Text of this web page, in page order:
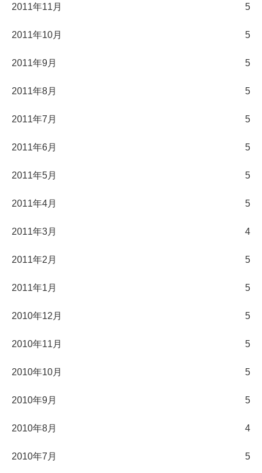
2011年11月 5
2011年10月 5
2011年9月 5
2011年8月 5
2011年7月 5
2011年6月 5
2011年5月 5
2011年4月 5
2011年3月 4
2011年2月 5
2011年1月 5
2010年12月 5
2010年11月 5
2010年10月 5
2010年9月 5
2010年8月 4
2010年7月 5